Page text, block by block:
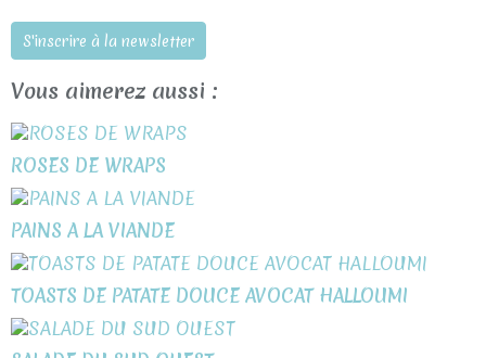
S'inscrire à la newsletter
Vous aimerez aussi :
ROSES DE WRAPS
PAINS A LA VIANDE
TOASTS DE PATATE DOUCE AVOCAT HALLOUMI